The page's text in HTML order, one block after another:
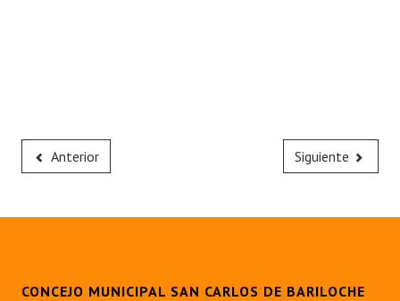
Anterior Siguiente
CONCEJO MUNICIPAL SAN CARLOS DE BARILOCHE